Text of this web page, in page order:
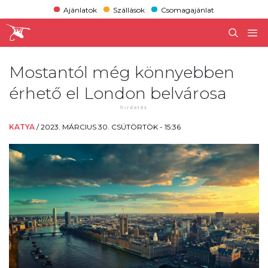
Ajánlatok Szállások Csomagajánlat
Mostantól még könnyebben
érhető el London belvárosa
KATYA /2023. MÁRCIUS 30. CSÜTÖRTÖK - 15:36